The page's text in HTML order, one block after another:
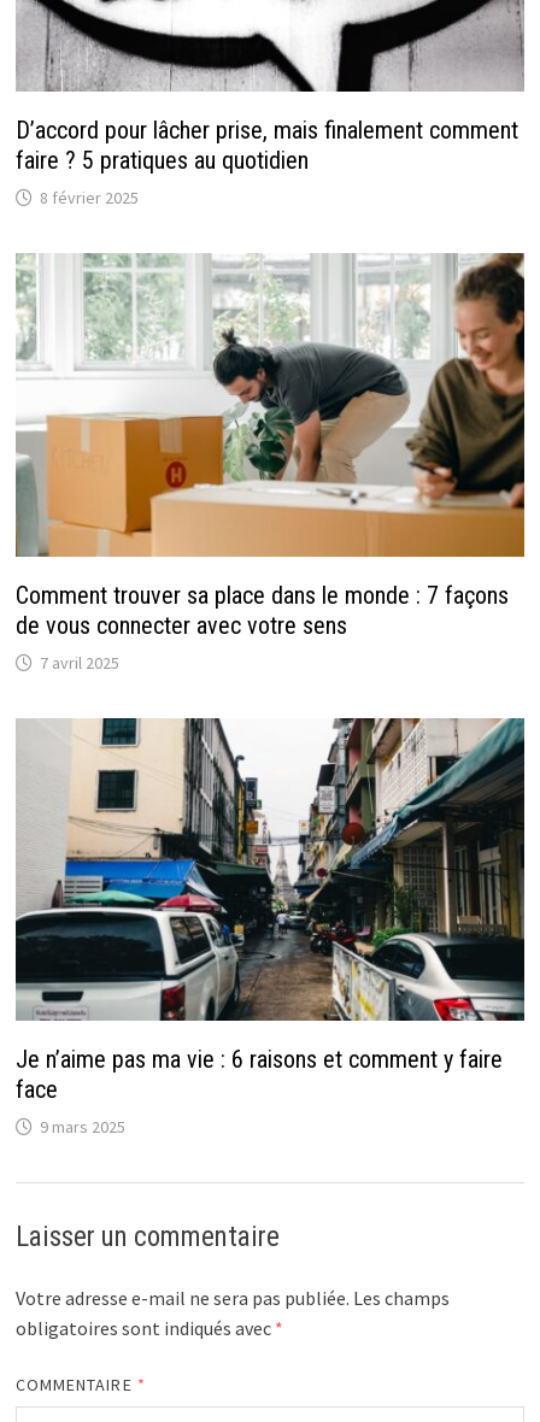
D’accord pour lâcher prise, mais finalement comment
faire ? 5 pratiques au quotidien
8 février 2025
Comment trouver sa place dans le monde : 7 façons
de vous connecter avec votre sens
7 avril 2025
Je n’aime pas ma vie : 6 raisons et comment y faire
face
9 mars 2025
Laisser un commentaire
Votre adresse e-mail ne sera pas publiée. Les champs
obligatoires sont indiqués avec *
COMMENTAIRE *